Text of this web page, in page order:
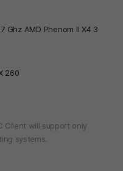
Ghz AMD Phenom II X4 3
260
Client will support only
systems.